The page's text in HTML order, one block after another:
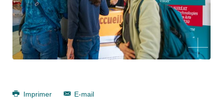
Imprimer E-mail